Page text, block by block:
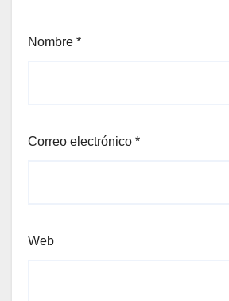
Nombre *
Correo electrónico *
Web